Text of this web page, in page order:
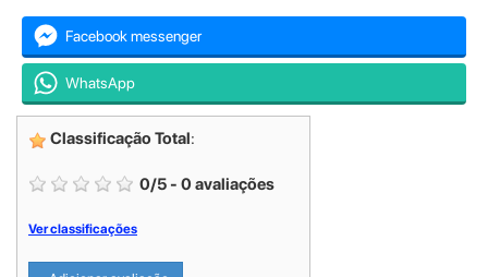
Facebook messenger
WhatsApp
Classificação Total:
0/5 - 0 avaliações
Ver classificações